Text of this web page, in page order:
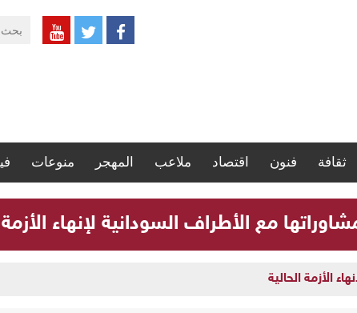
ثقافة فنون اقتصاد ملاعب المهجر منوعات
مع الأطراف السودانية لإنهاء الأزمة